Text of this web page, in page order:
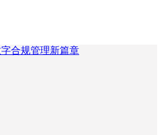
合规管理新篇章